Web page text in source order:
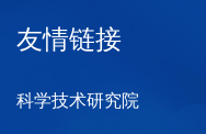
友情链接
科学技术研究院